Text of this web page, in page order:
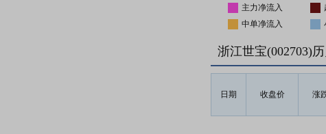
主力净流入
中单净流入
浙江世宝(002703)
日期 收盘价 涨